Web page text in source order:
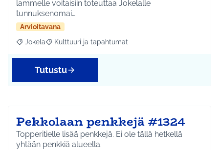
lammelle voitaisiin toteuttaa Jokelalle
tunnuksenomai…
Arvioitavana
Rajaa tulokset aihepiirin mukaan: Jokela
Jokela Rajaa tulokset teeman mukaan: Kulttuuri ja
Kulttuuri ja tapahtumat
Tutustu
Pekkolaan penkkejä #1324
Topperitielle lisää penkkejä. Ei ole tällä hetkellä
yhtään penkkiä alueella.